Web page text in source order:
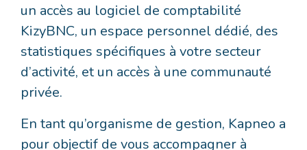
un accès au logiciel de comptabilité
KizyBNC, un espace personnel dédié, des
statistiques spécifiques à votre secteur
d’activité, et un accès à une communauté
privée.
En tant qu’organisme de gestion, Kapneo a
pour objectif de vous accompagner à